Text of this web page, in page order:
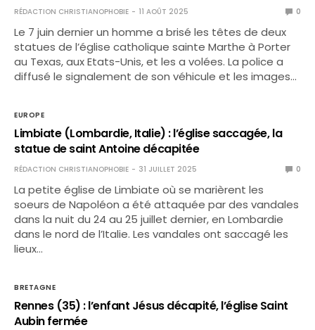
RÉDACTION CHRISTIANOPHOBIE 11 AOÛT 2025 0
Le 7 juin dernier un homme a brisé les têtes de deux
statues de l’église catholique sainte Marthe à Porter
au Texas, aux Etats-Unis, et les a volées. La police a
diffusé le signalement de son véhicule et les images…
EUROPE
Limbiate (Lombardie, Italie) : l’église saccagée, la
statue de saint Antoine décapitée
RÉDACTION CHRISTIANOPHOBIE 31 JUILLET 2025 0
La petite église de Limbiate où se marièrent les
soeurs de Napoléon a été attaquée par des vandales
dans la nuit du 24 au 25 juillet dernier, en Lombardie
dans le nord de l’Italie. Les vandales ont saccagé les
lieux…
BRETAGNE
Rennes (35) : l’enfant Jésus décapité, l’église Saint
Aubin fermée